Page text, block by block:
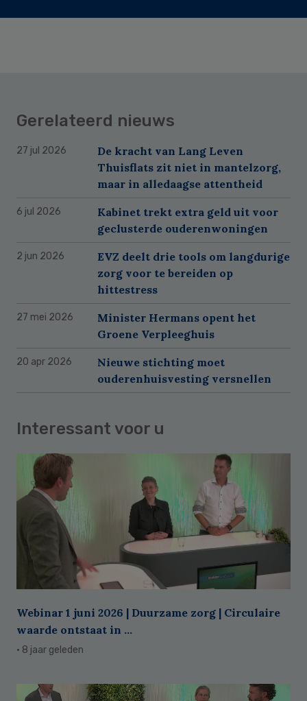
Gerelateerd nieuws
27 jul 2026
De kracht van Lang Leven
Thuisflats zit niet in mantelzorg,
maar in alledaagse attentheid
6 jul 2026
Kabinet trekt extra geld uit voor
geclusterde ouderenwoningen
2 jun 2026
EVZ deelt drie tools om langdurige
zorg voor te bereiden op
hittestress
27 mei 2026
Minister Hermans opent het
Groene Verpleeghuis
20 apr 2026
Nieuwe stichting moet
ouderenhuisvesting versnellen
Interessant voor u
Webinar 1 juni 2026 | Duurzame zorg | Circulaire
waarde ontstaat in ...
· 8 jaar geleden